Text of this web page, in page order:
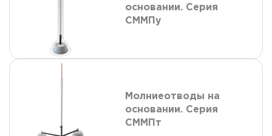
основании. Серия
СММПу
Молниеотводы на
основании. Серия
СММПт